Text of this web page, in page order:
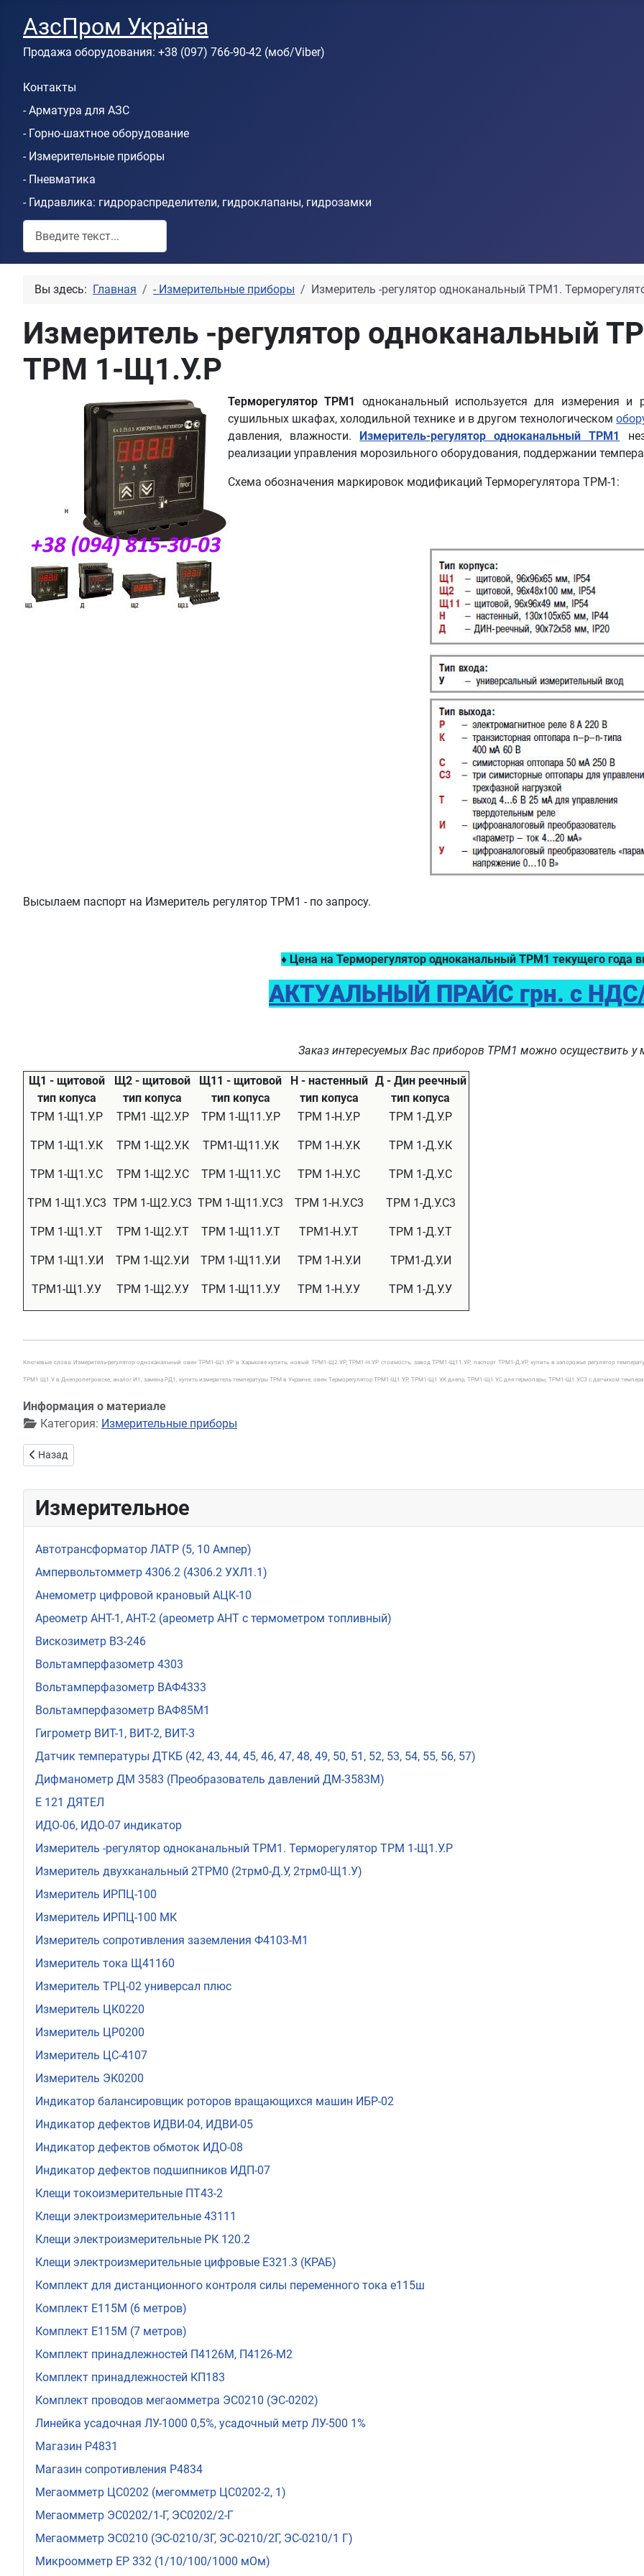
АзсПром Україна
Продажа оборудования: +38 (097) 766-90-42 (моб/Viber)
Контакты
- Арматура для АЗС
- Горно-шахтное оборудование
- Измерительные приборы
- Пневматика
- Гидравлика: гидрораспределители, гидроклапаны, гидрозамки
Пошук по сайту
Измерительное
Автотрансформатор ЛАТР (5, 10 Ампер)
Ампервольтомметр 4306.2 (4306.2 УХЛ1.1)
Анемометр цифровой крановый АЦК-10
Ареометр АНТ-1, АНТ-2 (ареометр АНТ с термометром топливный)
Вискозиметр ВЗ-246
Вольтамперфазометр 4303
Вольтамперфазометр ВАФ4333
Вольтамперфазометр ВАФ85М1
Гигрометр ВИТ-1, ВИТ-2, ВИТ-3
Датчик температуры ДТКБ (42, 43, 44, 45, 46, 47, 48, 49, 50, 51, 52, 53, 54, 55, 56, 57)
Дифманометр ДМ 3583 (Преобразователь давлений ДМ-3583М)
Е 121 ДЯТЕЛ
ИДО-06, ИДО-07 индикатор
Измеритель -регулятор одноканальный ТРМ1. Терморегулятор ТРМ 1-Щ1.У.Р
Измеритель двухканальный 2ТРМ0 (2трм0-Д.У, 2трм0-Щ1.У)
Измеритель ИРПЦ-100
Измеритель ИРПЦ-100 МК
Измеритель сопротивления заземления Ф4103-М1
Измеритель тока Щ41160
Измеритель ТРЦ-02 универсал плюс
Измеритель ЦК0220
Измеритель ЦР0200
Измеритель ЦС-4107
Измеритель ЭК0200
Индикатор балансировщик роторов вращающихся машин ИБР-02
Индикатор дефектов ИДВИ-04, ИДВИ-05
Индикатор дефектов обмоток ИДО-08
Индикатор дефектов подшипников ИДП-07
Клещи токоизмерительные ПТ43-2
Клещи электроизмерительные 43111
Клещи электроизмерительные РК 120.2
Клещи электроизмерительные цифровые Е321.3 (КРАБ)
Комплект для дистанционного контроля силы переменного тока е115ш
Комплект Е115М (6 метров)
Комплект Е115М (7 метров)
Комплект принадлежностей П4126М, П4126-М2
Комплект принадлежностей КП183
Комплект проводов мегаомметра ЭС0210 (ЭС-0202)
Линейка усадочная ЛУ-1000 0,5%, усадочный метр ЛУ-500 1%
Магазин Р4831
Магазин сопротивления Р4834
Мегаомметр ЦС0202 (мегомметр ЦС0202-2, 1)
Мегаомметр ЭС0202/1-Г, ЭС0202/2-Г
Мегаомметр ЭС0210 (ЭС-0210/3Г, ЭС-0210/2Г, ЭС-0210/1 Г)
Микроомметр ЕР 332 (1/10/100/1000 мОм)
Вы здесь: Главная - Измерительные приборы Измеритель -регулятор одноканальный ТРМ1.
Измеритель -регулятор одноканальный
ТРМ 1-Щ1.У.Р
Терморегулятор ТРМ1
одноканальный используется для измерения и
сушильных шкафах, холодильной технике и в другом технологическом
давления, влажности.
Измеритель-регулятор одноканальный ТРМ1
реализации управления морозильного оборудования, поддержании
Схема обозначения маркировок модификаций Терморегулятора ТРМ-1:
Высылаем паспорт на Измеритель регулятор ТРМ1 - по запросу.
♦ Цена на Терморегулятор одноканальный ТРМ1 текущего года
АКТУАЛЬНЫЙ ПРАЙС грн. с
Заказ интересуемых Вас приборов ТРМ1 можно осуществить у
Щ1 - щитовой
тип копуса
Щ2 - щитовой
тип копуса
Щ11 - щитовой
тип копуса
Н - настенный
тип копуса
Д - Дин реечный
тип копуса
ТРМ 1-Щ1.У.Р
ТРМ 1-Щ1.У.К
ТРМ 1-Щ1.У.С
ТРМ 1-Щ1.У.С3
ТРМ 1-Щ1.У.Т
ТРМ 1-Щ1.У.И
ТРМ1-Щ1.У.У
ТРМ1 -Щ2.У.Р
ТРМ 1-Щ2.У.К
ТРМ 1-Щ2.У.С
ТРМ 1-Щ2.У.С3
ТРМ 1-Щ2.У.Т
ТРМ 1-Щ2.У.И
ТРМ 1-Щ2.У.У
ТРМ 1-Щ11.У.Р
ТРМ1-Щ11.У.К
ТРМ 1-Щ11.У.С
ТРМ 1-Щ11.У.С3
ТРМ 1-Щ11.У.Т
ТРМ 1-Щ11.У.И
ТРМ 1-Щ11.У.У
ТРМ 1-Н.У.Р
ТРМ 1-Н.У.К
ТРМ 1-Н.У.С
ТРМ 1-Н.У.С3
ТРМ1-Н.У.Т
ТРМ 1-Н.У.И
ТРМ 1-Н.У.У
ТРМ 1-Д.У.Р
ТРМ 1-Д.У.К
ТРМ 1-Д.У.С
ТРМ 1-Д.У.С3
ТРМ 1-Д.У.Т
ТРМ1-Д.У.И
ТРМ 1-Д.У.У
Ключевые слова: Измеритель-регулятор одноканальный овен ТРМ1-Щ1.У.Р в Харькове купить, новый ТРМ1-Щ2.У.Р, ТРМ1-Н.У.Р стоимость, завод ТРМ1-Щ11.У.Р, паспорт ТРМ1-Д.У.Р, купить в запорожье регулятор
ТРМ1 Щ1 У в Днепропетровске, аналог И1, замена РД1, купить измеритель температуры ТРМ в Украине, овен Терморегулятор ТРМ1-Щ1.У.Р, ТРМ1-Щ1.У.К днепр, ТРМ1-Щ1.У.С для термопары, ТРМ1-Щ1.У.СЗ с датчиком
Информация о материале
Категория: Измерительные приборы
Предыдущий: ИДО-06, ИДО-07 индикатор
Назад